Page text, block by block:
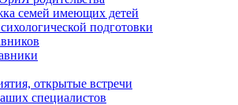
семей имеющих детей
подготовки
открытые встречи
специалистов